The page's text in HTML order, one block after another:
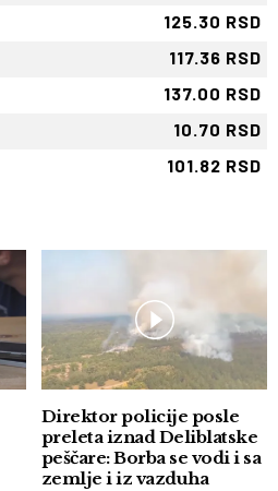
125.30 RSD
117.36 RSD
137.00 RSD
10.70 RSD
101.82 RSD
Direktor policije posle
preleta iznad Deliblatske
peščare: Borba se vodi i sa
zemlje i iz vazduha